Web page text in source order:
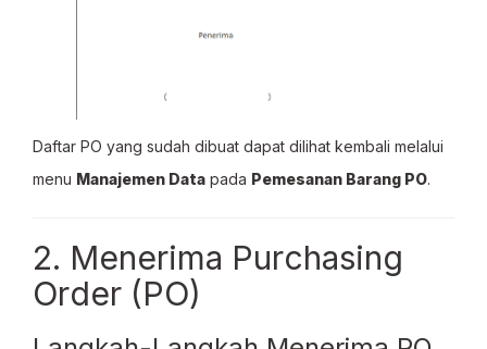
Daftar PO yang sudah dibuat dapat dilihat kembali melalui
menu Manajemen Data pada Pemesanan Barang PO.
2. Menerima Purchasing
Order (PO)